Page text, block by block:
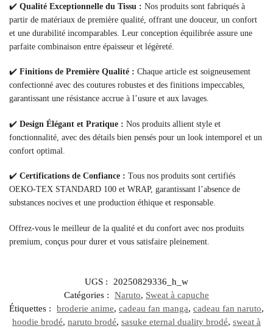
✔️ Qualité Exceptionnelle du Tissu : Nos produits sont fabriqués à
partir de matériaux de première qualité, offrant une douceur, un confort
et une durabilité incomparables. Leur conception équilibrée assure une
parfaite combinaison entre épaisseur et légèreté.
✔️ Finitions de Première Qualité : Chaque article est soigneusement
confectionné avec des coutures robustes et des finitions impeccables,
garantissant une résistance accrue à l’usure et aux lavages.
✔️ Design Élégant et Pratique : Nos produits allient style et
fonctionnalité, avec des détails bien pensés pour un look intemporel et un
confort optimal.
✔️ Certifications de Confiance : Tous nos produits sont certifiés
OEKO-TEX STANDARD 100 et WRAP, garantissant l’absence de
substances nocives et une production éthique et responsable.
Offrez-vous le meilleur de la qualité et du confort avec nos produits
premium, conçus pour durer et vous satisfaire pleinement.
UGS :
20250829336_h_w
Catégories :
Naruto, Sweat à capuche
Étiquettes :
broderie anime, cadeau fan manga, cadeau fan naruto,
hoodie brodé, naruto brodé, sasuke eternal duality brodé, sweat à